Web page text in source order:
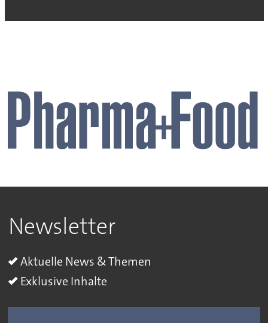
Newsletter
Aktuelle News & Themen
Exklusive Inhalte